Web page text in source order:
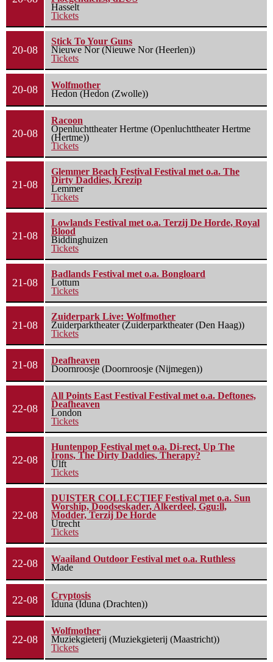
Hasselt
Tickets
20-08
Stick To Your Guns
Nieuwe Nor (Nieuwe Nor (Heerlen))
Tickets
20-08
Wolfmother
Hedon (Hedon (Zwolle))
20-08
Racoon
Openluchttheater Hertme (Openluchttheater Hertme
(Hertme))
Tickets
21-08
Glemmer Beach Festival Festival met o.a. The
Dirty Daddies, Krezip
Lemmer
Tickets
21-08
Lowlands Festival met o.a. Terzij De Horde, Royal
Blood
Biddinghuizen
Tickets
21-08
Badlands Festival met o.a. Bongloard
Lottum
Tickets
21-08
Zuiderpark Live: Wolfmother
Zuiderparktheater (Zuiderparktheater (Den Haag))
Tickets
21-08
Deafheaven
Doornroosje (Doornroosje (Nijmegen))
22-08
All Points East Festival Festival met o.a. Deftones,
Deafheaven
London
Tickets
22-08
Huntenpop Festival met o.a. Di-rect, Up The
Irons, The Dirty Daddies, Therapy?
Ulft
Tickets
22-08
DUISTER COLLECTIEF Festival met o.a. Sun
Worship, Doodseskader, Alkerdeel, Ggu:ll,
Modder, Terzij De Horde
Utrecht
Tickets
22-08
Waailand Outdoor Festival met o.a. Ruthless
Made
22-08
Cryptosis
Iduna (Iduna (Drachten))
22-08
Wolfmother
Muziekgieterij (Muziekgieterij (Maastricht))
Tickets